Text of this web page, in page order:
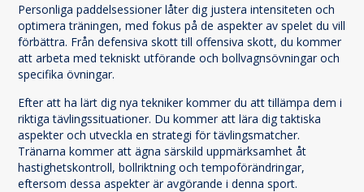
Personliga paddelsessioner låter dig justera intensiteten och
optimera träningen, med fokus på de aspekter av spelet du vill
förbättra. Från defensiva skott till offensiva skott, du kommer
att arbeta med tekniskt utförande och bollvagnsövningar och
specifika övningar.
Efter att ha lärt dig nya tekniker kommer du att tillämpa dem i
riktiga tävlingssituationer. Du kommer att lära dig taktiska
aspekter och utveckla en strategi för tävlingsmatcher.
Tränarna kommer att ägna särskild uppmärksamhet åt
hastighetskontroll, bollriktning och tempoförändringar,
eftersom dessa aspekter är avgörande i denna sport.